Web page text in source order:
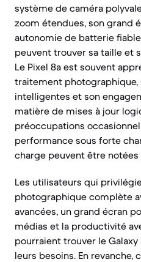
système de caméra
zoom étendues, son grand
autonomie de batterie
peuvent trouver sa taille et
Le Pixel 8a est souvent
traitement
intelligentes et son
matière de mises à jour
préoccupations
performance sous forte
charge peuvent être
Les utilisateurs qui
photographique complète
avancées, un grand écran
médias et la productivité
pourraient trouver le
leurs besoins. En